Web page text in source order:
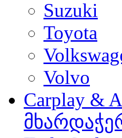
Suzuki
Toyota
Volvo
Carplay &